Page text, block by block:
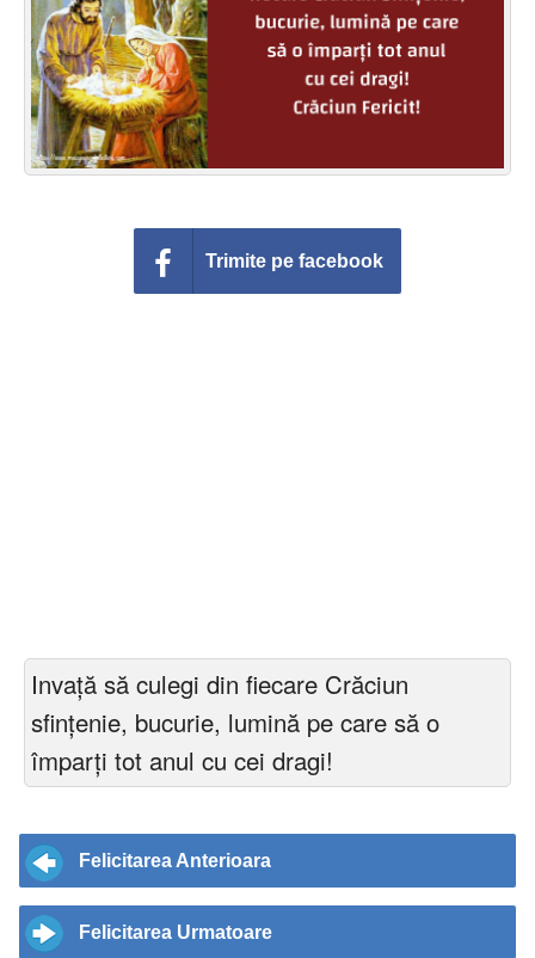
Felicitari zile saptamana
Felicitari muzicale
Felicitari muzicale personalizate
Felicitari animate
Invitatii personalizate
Conecteaza-te
Trimite pe facebook
Invață să culegi din fiecare Crăciun
sfințenie, bucurie, lumină pe care să o
împarți tot anul cu cei dragi!
Felicitarea Anterioara
Felicitarea Urmatoare